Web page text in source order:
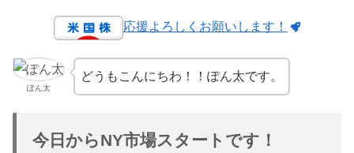
応援よろしくお願いします！
ぽん太
どうもこんにちわ！！ぽん太です。
今日からNY市場スタートです！